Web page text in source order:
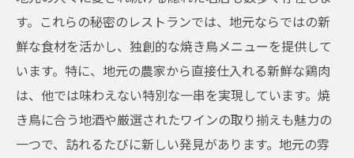
す。これらの秘密のレストランでは、地元ならではの新
鮮な食材を活かし、独創的な焼き鳥メニューを提供して
います。特に、地元の農家から直接仕入れる新鮮な鶏肉
は、他では味わえない特別な一串を実現しています。焼
き鳥に合う地酒や厳選されたワインの取り揃えも魅力の
一つで、訪れるたびに新しい発見があります。地元の雰